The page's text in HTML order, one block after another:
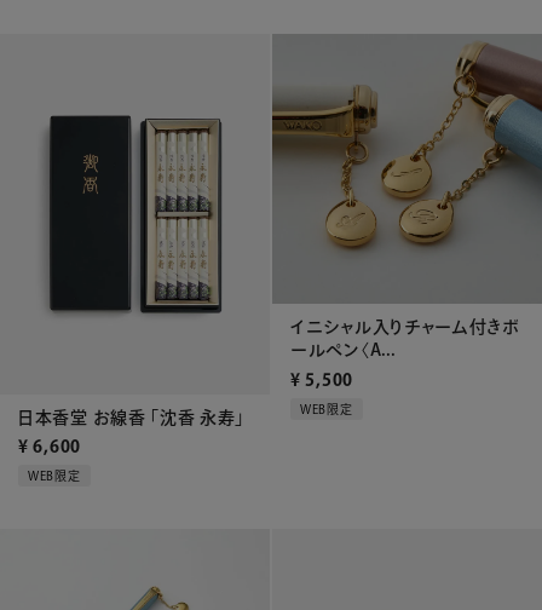
日本香堂 お線香 「沈香 永寿」
¥ 6,600
WEB限定
イニシャル入りチャーム付きボ
ールペン〈A...
¥ 5,500
WEB限定